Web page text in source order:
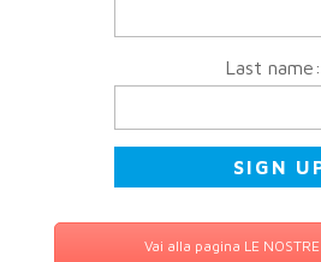
Last name:
Vai alla pagina LE NOSTRE